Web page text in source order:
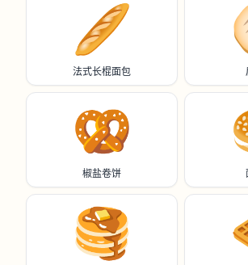
🥖
法式长棍面包
🥨
椒盐卷饼
🥞